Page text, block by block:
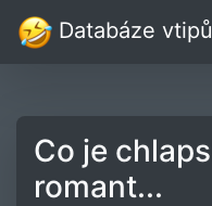
Databáze vtipů
Co je
romant...